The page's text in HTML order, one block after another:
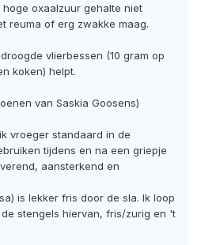
oxaalzuur gehalte niet
reuma of erg zwakke maag.
vlierbessen (10 gram op
koken) helpt.
van Saskia Goosens)
vroeger standaard in de
tijdens en na een griepje
aansterkend en
is lekker fris door de sla. Ik loop
stengels hiervan, fris/zurig en 't